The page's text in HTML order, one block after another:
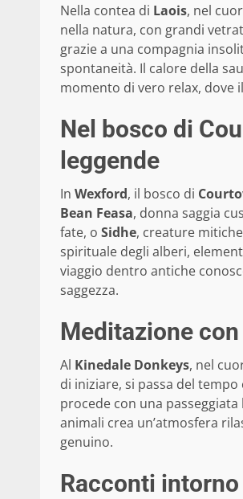
Nella contea di Laois, nel
nella natura, con grandi
grazie a una compagnia
spontaneità. Il calore della
momento di vero relax, dove
Nel bosco di
leggende
In Wexford, il bosco di
Bean Feasa, donna saggia
fate, o Sidhe, creature
spirituale degli alberi,
viaggio dentro antiche
saggezza.
Meditazione
Al Kinedale Donkeys, nel
di iniziare, si passa del tempo
procede con una
animali crea un’atmosfera
genuino.
Racconti